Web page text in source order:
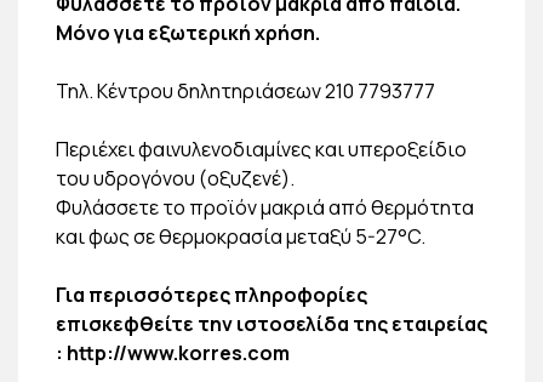
Μόνο για εξωτερική χρήση.
Τηλ. Κέντρου δηλητηριάσεων 210 7793777
Περιέχει φαινυλενοδιαμίνες και υπεροξείδιο
του υδρογόνου (οξυζενέ).
Φυλάσσετε το προϊόν μακριά από θερμότητα
και φως σε θερμοκρασία μεταξύ 5-27°C.
Για περισσότερες πληροφορίες
επισκεφθείτε την ιστοσελίδα της εταιρείας
: http://www.korres.com